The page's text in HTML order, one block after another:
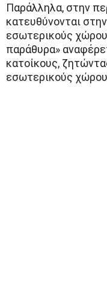
Παράλληλα, στην
κατευθύνονται
εσωτερικούς
παράθυρα»
κατοίκους,
εσωτερικούς